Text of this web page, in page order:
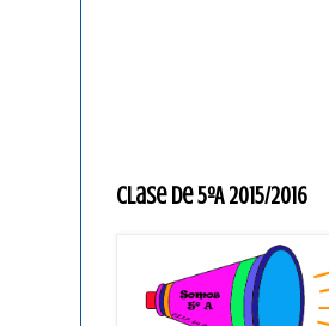
Clase de 5ºA 2015/2016